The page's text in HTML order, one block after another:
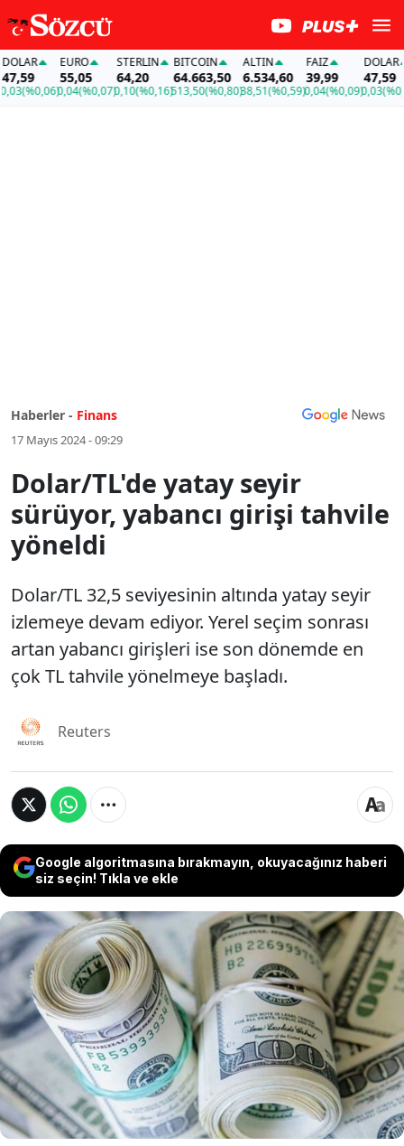
(%0,06)
EURO
55,05
0,04(%0,07)
STERLIN
64,20
0,10(%0,16)
BITCOIN
64.663,50
513,50(%0,80)
ALTIN
6.534,60
38,51(%0,59)
FAİZ
39,99
0,04(%0,09)
DOLAR
47,59
0,03(%0,06)
Haberler - Finans
17 Mayıs 2024 - 09:29
Dolar/TL'de yatay seyir
sürüyor, yabancı girişi tahvile
yöneldi
Dolar/TL 32,5 seviyesinin altında yatay seyir
izlemeye devam ediyor. Yerel seçim sonrası
artan yabancı girişleri ise son dönemde en
çok TL tahvile yönelmeye başladı.
Reuters
Google algoritmasına bırakmayın, okuyacağınız haberi
siz seçin! Tıkla ve ekle
Dolar/TL 32,5 seviyesinin altında yatay seyir
izlemeye devam ediyor. Yerel seçim sonrası
artan yabancı girişleri ise son dönemde en
çok TL tahvile yönelmeye başladı.